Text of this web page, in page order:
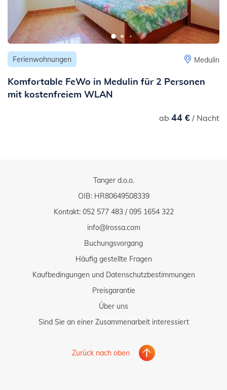
Ferienwohnungen Medulin
Komfortable FeWo in Medulin für 2 Personen
mit kostenfreiem WLAN
ab 44 €/ Nacht
Tanger d.o.o.
OIB: HR80649508339
Kontakt: 052 577 483/095 1654 322
info@lrossa.com
Buchungsvorgang
Häufig gestellte Fragen
Kaufbedingungen und Datenschutzbestimmungen
Preisgarantie
Über uns
Sind Sie an einer Zusammenarbeit interessiert
Zurück nach oben